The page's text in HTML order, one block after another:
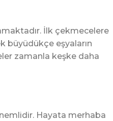
İlk çekmecelere
büyüdükçe eşyaların
zamanla keşke daha
Hayata merhaba